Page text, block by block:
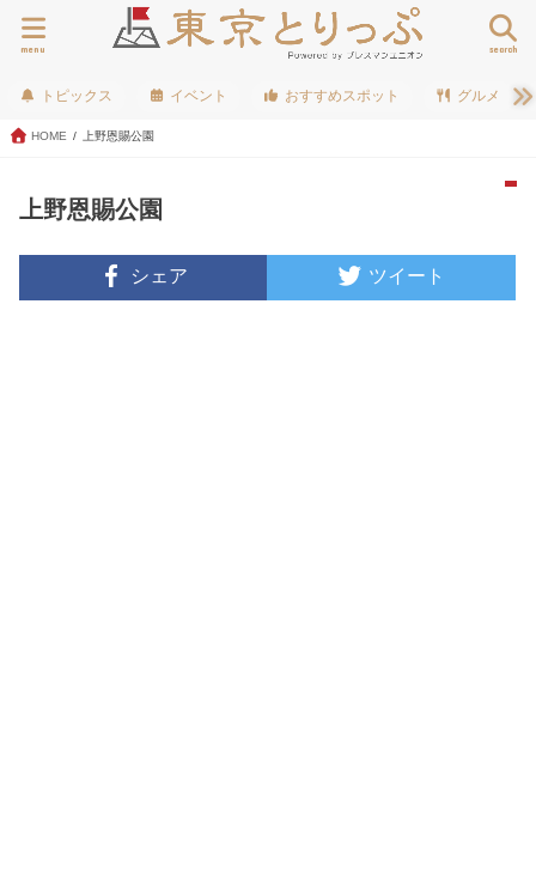
search
menu
トピックス イベント おすすめスポット グルメ
HOME 上野恩賜公園
上野恩賜公園
シェア ツイート